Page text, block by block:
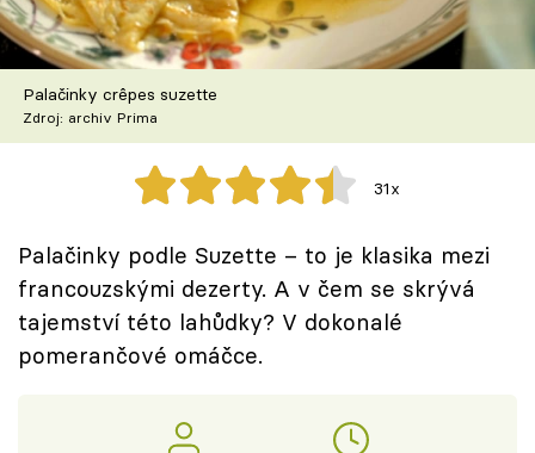
TV Program
Škola vaření
Recepty z TV
Speciál: Cuketa
Těhotnej kuchař
Sledujte prima+
Palačinky crêpes suzette
Zdroj: archiv Prima
31x
Palačinky podle Suzette – to je klasika mezi
francouzskými dezerty. A v čem se skrývá
tajemství této lahůdky? V dokonalé
pomerančové omáčce.